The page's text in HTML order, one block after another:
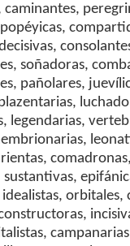
soñadoras,
pañolares,
legendarias,
orbitales,